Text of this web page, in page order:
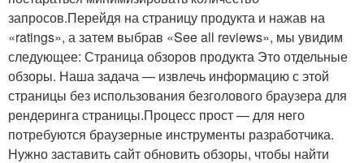
запросов.Перейдя на страницу продукта и нажав на
«ratings», а затем выбрав «See all reviews», мы увидим
следующее: Страница обзоров продукта Это отдельные
обзоры. Наша задача — извлечь информацию с этой
страницы без использования безголового браузера для
рендеринга страницы.Процесс прост — для него
потребуются браузерные инструменты разработчика.
Нужно заставить сайт обновить обзоры, чтобы найти